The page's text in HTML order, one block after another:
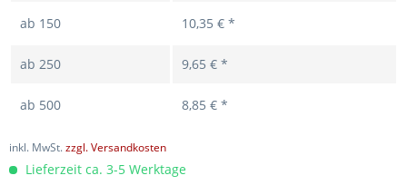
ab 150 10,35 € *
ab 250 9,65 € *
ab 500 8,85 € *
inkl. MwSt.zzgl. Versandkosten
Lieferzeit ca. 3-5 Werktage